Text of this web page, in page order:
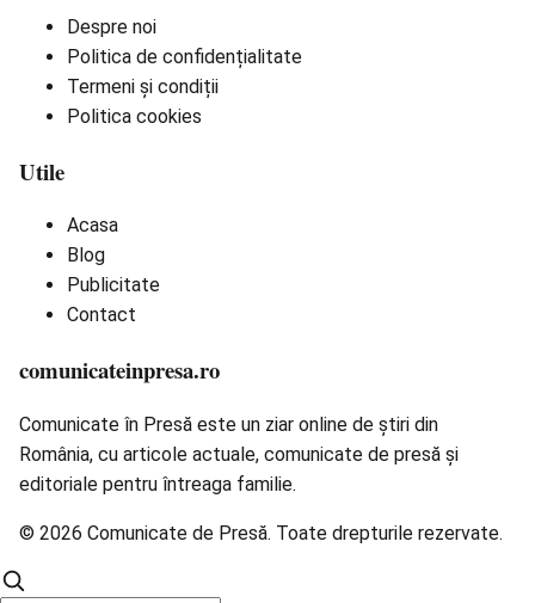
Despre noi
Politica de confidențialitate
Termeni și condiții
Politica cookies
Utile
Acasa
Blog
Publicitate
Contact
comunicateinpresa.ro
Comunicate în Presă este un ziar online de știri din
România, cu articole actuale, comunicate de presă și
editoriale pentru întreaga familie.
© 2026 Comunicate de Presă. Toate drepturile rezervate.